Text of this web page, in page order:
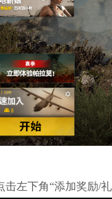
击左下角“添加奖励/